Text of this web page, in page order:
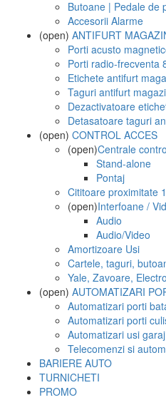
Butoane | Pedale de
Accesorii Alarme
(open) ANTIFURT
Porti acusto
Porti radio-frecventa
Etichete antifurt
Taguri antifurt
Dezactivatoare
Detasatoare taguri
(open) CONTROL ACCES
(open)Centrale
Stand-alone
Pontaj
Cititoare proximitate
(open)Interfoane /
Audio
Audio/Video
Amortizoare Usi
Cartele, taguri,
Yale, Zavoare,
(open) AUTOMATIZARI
Automatizari porti
Automatizari porti
Automatizari usi garaj
Telecomenzi si
BARIERE AUTO
TURNICHETI
PROMO